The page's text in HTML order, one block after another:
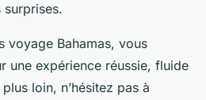
surprises.
voyage Bahamas, vous
une expérience réussie, fluide
loin, n’hésitez pas à